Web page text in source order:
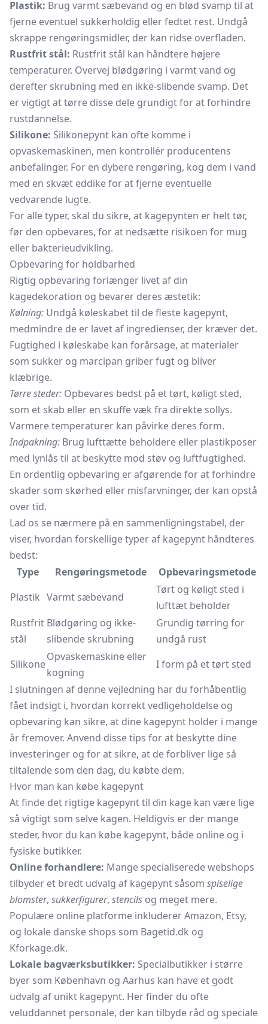
Plastik: Brug varmt sæbevand og en blød svamp til at
fjerne eventuel sukkerholdig eller fedtet rest. Undgå
skrappe rengøringsmidler, der kan ridse overfladen.
Rustfrit stål: Rustfrit stål kan håndtere højere
temperaturer. Overvej blødgøring i varmt vand og
derefter skrubning med en ikke-slibende svamp. Det
er vigtigt at tørre disse dele grundigt for at forhindre
rustdannelse.
Silikone: Silikonepynt kan ofte komme i
opvaskemaskinen, men kontrollér producentens
anbefalinger. For en dybere rengøring, kog dem i vand
med en skvæt eddike for at fjerne eventuelle
vedvarende lugte.
For alle typer, skal du sikre, at kagepynten er helt tør,
før den opbevares, for at nedsætte risikoen for mug
eller bakterieudvikling.
Opbevaring for holdbarhed
Rigtig opbevaring forlænger livet af din
kagedekoration og bevarer deres æstetik:
Kølning: Undgå køleskabet til de fleste kagepynt,
medmindre de er lavet af ingredienser, der kræver det.
Fugtighed i køleskabe kan forårsage, at materialer
som sukker og marcipan griber fugt og bliver
klæbrige.
Tørre steder: Opbevares bedst på et tørt, køligt sted,
som et skab eller en skuffe væk fra direkte sollys.
Varmere temperaturer kan påvirke deres form.
Indpakning: Brug lufttætte beholdere eller plastikposer
med lynlås til at beskytte mod støv og luftfugtighed.
En ordentlig opbevaring er afgørende for at forhindre
skader som skørhed eller misfarvninger, der kan opstå
over tid.
Lad os se nærmere på en sammenligningstabel, der
viser, hvordan forskellige typer af kagepynt håndteres
bedst:
Type
Rengøringsmetode
Opbevaringsmetode
Plastik Varmt sæbevand
Tørt og køligt sted i
lufttæt beholder
Rustfrit
stål
Blødgøring og ikke-
slibende skrubning
Grundig tørring for
undgå rust
Silikone
Opvaskemaskine eller
kogning
I form på et tørt sted
I slutningen af denne vejledning har du forhåbentlig
fået indsigt i, hvordan korrekt vedligeholdelse og
opbevaring kan sikre, at dine kagepynt holder i mange
år fremover. Anvend disse tips for at beskytte dine
investeringer og for at sikre, at de forbliver lige så
tiltalende som den dag, du købte dem.
Hvor man kan købe kagepynt
At finde det rigtige kagepynt til din kage kan være lige
så vigtigt som selve kagen. Heldigvis er der mange
steder, hvor du kan købe kagepynt, både online og i
fysiske butikker.
Online forhandlere: Mange specialiserede webshops
tilbyder et bredt udvalg af kagepynt såsom spiselige
blomster, sukkerfigurer, stencils og meget mere.
Populære online platforme inkluderer Amazon, Etsy,
og lokale danske shops som Bagetid.dk og
Kforkage.dk.
Lokale bagværksbutikker: Specialbutikker i større
byer som København og Aarhus kan have et godt
udvalg af unikt kagepynt. Her finder du ofte
veluddannet personale, der kan tilbyde råd og speciale